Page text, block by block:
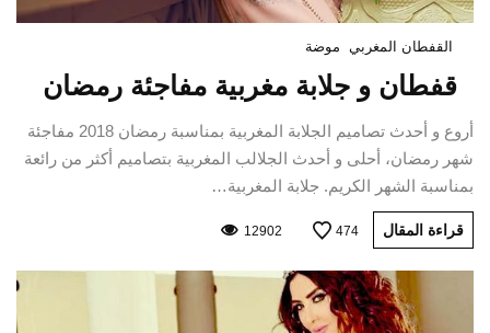
القفطان المغربي موضة
قفطان و جلابة مغربية مفاجئة رمضان
أروع و أحدث تصاميم الجلابة المغربية بمناسبة رمضان 2018 مفاجئة
شهر رمضان، أحلى و أحدث الجلالب المغربية بتصاميم أكثر من رائعة
بمناسبة الشهر الكريم. جلابة المغربية…
قراءة المقال 474
12902